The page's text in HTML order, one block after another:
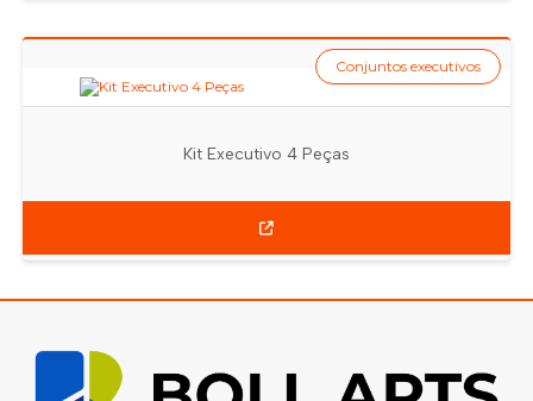
Kit Executivo 4 Peças
Conjuntos executivos